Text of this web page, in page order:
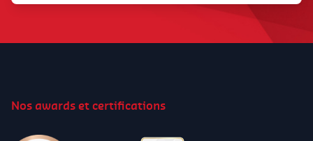
Nos awards et certifications